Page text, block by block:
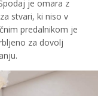
je omara z
stvari, ki niso v
predalnikom je
za dovolj